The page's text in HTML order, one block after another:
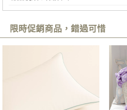
限時促銷商品，錯過可惜